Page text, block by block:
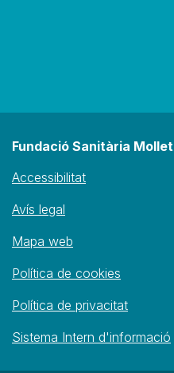
Fundació Sanitària
Accessibilitat
Avís legal
Mapa web
Política de cookies
Política de privacitat
Sistema Intern d'informació